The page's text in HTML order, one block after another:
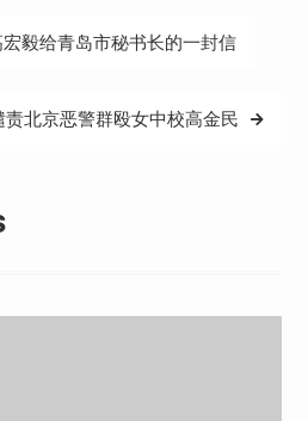
毅给青岛市秘书长的一封信
北京恶警群殴女中校高金民